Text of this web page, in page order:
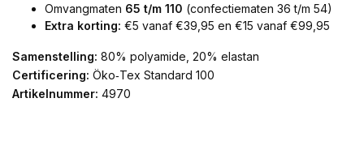
Omvangmaten 65 t/m 110 (confectiematen 36 t/m 54)
Extra korting: €5 vanaf €39,95 en €15 vanaf €99,95
Samenstelling: 80% polyamide, 20% elastan
Certificering: Öko‑Tex Standard 100
Artikelnummer: 4970